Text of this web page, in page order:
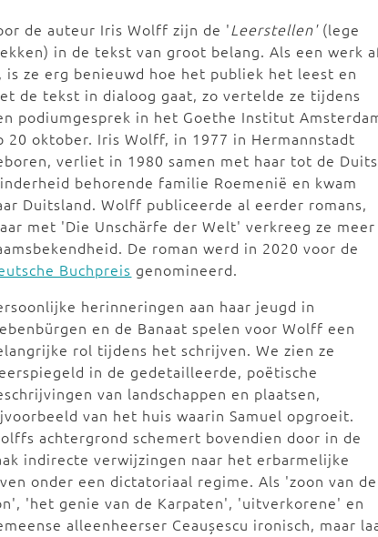
de auteur Iris Wolff zijn de 'Leerstellen'(lege
in de tekst van groot belang. Als een werk
is ze erg benieuwd hoe het publiek het leest en
de tekst in dialoog gaat, zo vertelde ze tijdens
podiumgesprek in het Goethe Institut
20 oktober. Iris Wolff, in 1977 in Hermannstadt
verliet in 1980 samen met haar tot de
behorende familie Roemenië en kwam
Duitsland. Wolff publiceerde al eerder romans,
met 'Die Unschärfe der Welt' verkreeg ze meer
De roman werd in 2020 voor de
Buchpreis genomineerd.
herinneringen aan haar jeugd in
en de Banaat spelen voor Wolff een
rol tijdens het schrijven. We zien ze
in de gedetailleerde, poëtische
van landschappen en plaatsen,
van het huis waarin Samuel opgroeit.
achtergrond schemert bovendien door in de
indirecte verwijzingen naar het erbarmelijke
onder een dictatoriaal regime. Als 'zoon van de
'het genie van de Karpaten', 'uitverkorene' en
alleenheerser Ceaușescu ironisch, maar